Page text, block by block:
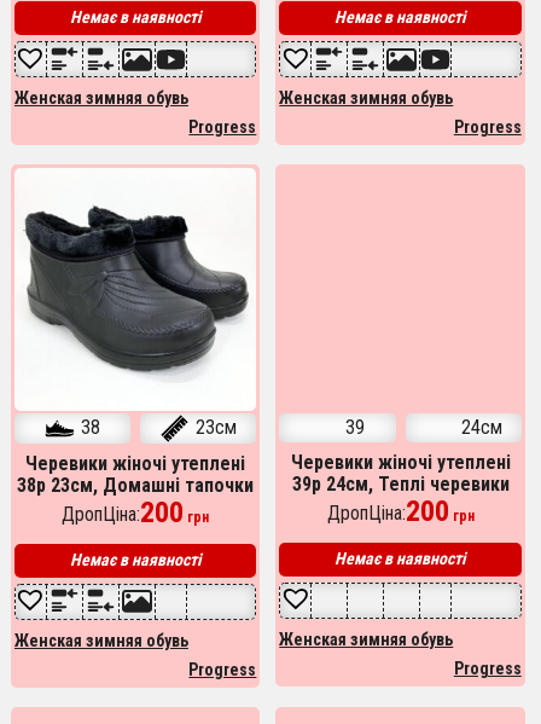
Немає в наявності
Женская зимняя обувь
Progress
Немає в наявності
Женская зимняя обувь
Progress
38
23см
Черевики жіночі утеплені
38р 23см, Домашні тапочки
для жінок, Теплі черевики
жіночі, Теплі бурки
ДропЦіна:200 грн
Немає в наявності
Женская зимняя обувь
Progress
39
24см
Черевики жіночі утеплені
39р 24см, Теплі черевики
жіночі, Теплі бурки, Бабусі
жіночі домашні
ДропЦіна:200 грн
Немає в наявності
Женская зимняя обувь
Progress